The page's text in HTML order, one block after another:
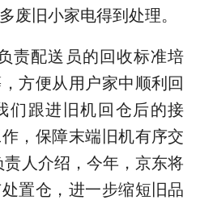
废旧小家电得到处理。
配送员的回收标准培
方便从用户家中顺利回
们跟进旧机回仓后的接
，保障末端旧机有序交
人介绍，今年，京东将
置仓，进一步缩短旧品